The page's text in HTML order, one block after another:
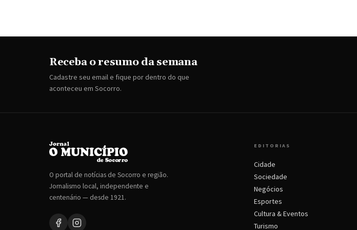
Receba o resumo da semana
Cadastre seu email e fique por dentro do que
aconteceu em Socorro.
O portal de notícias de Socorro e região.
Jornalismo local, independente e
centenário — desde 1921.
EDITORIAS
Cidade
Sociedade
Negócios
Esportes
Cultura & Eventos
Turismo